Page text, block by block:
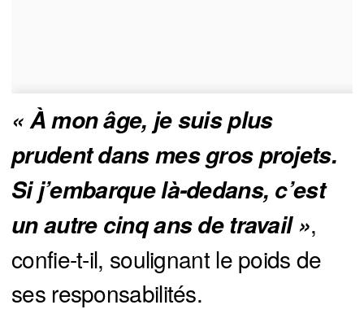
« À mon âge, je suis plus
prudent dans mes gros projets.
Si j’embarque là-dedans, c’est
un autre cinq ans de travail »,
confie-t-il, soulignant le poids de
ses responsabilités.